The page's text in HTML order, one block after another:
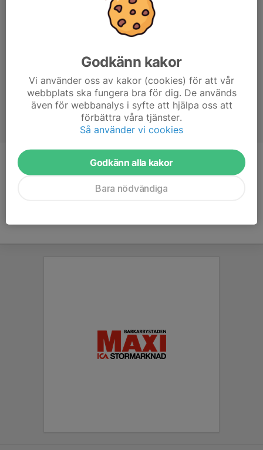
Ålder 13 år
Godkänn kakor
Vi använder oss av kakor (cookies) för att vår
webbplats ska fungera bra för dig. De används
även för webbanalys i syfte att hjälpa oss att
förbättra våra tjänster.
Så använder vi cookies
Godkänn alla kakor
Bara nödvändiga